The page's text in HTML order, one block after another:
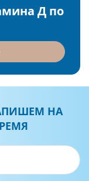
Д по
НА